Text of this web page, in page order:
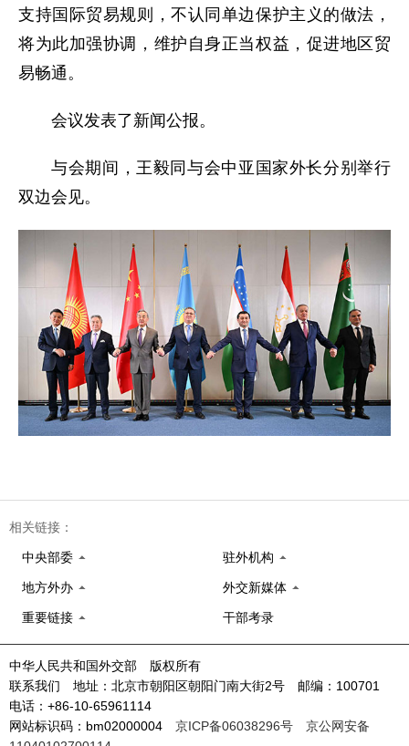
支持国际贸易规则，不认同单边保护主义的做法，
将为此加强协调，维护自身正当权益，促进地区贸
易畅通。
会议发表了新闻公报。
与会期间，王毅同与会中亚国家外长分别举行
双边会见。
相关链接：
中央部委 驻外机构
地方外办 外交新媒体
重要链接 干部考录
中华人民共和国外交部 版权所有
联系我们 地址：北京市朝阳区朝阳门南大街2号 邮编：100701
电话：+86-10-65961114
网站标识码：bm02000004 京ICP备06038296号
京公网安备